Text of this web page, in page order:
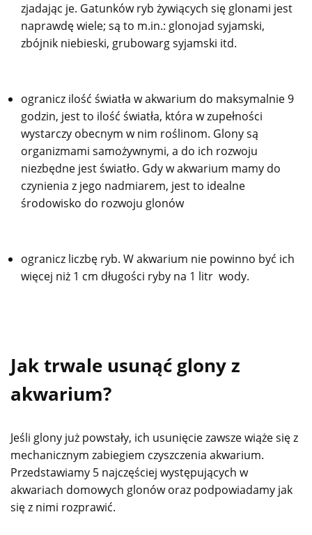
zjadając je. Gatunków ryb żywiących się glonami jest
naprawdę wiele; są to m.in.: glonojad syjamski,
zbójnik niebieski, grubowarg syjamski itd.
ogranicz ilość światła w akwarium do maksymalnie 9
godzin, jest to ilość światła, która w zupełności
wystarczy obecnym w nim roślinom. Glony są
organizmami samożywnymi, a do ich rozwoju
niezbędne jest światło. Gdy w akwarium mamy do
czynienia z jego nadmiarem, jest to idealne
środowisko do rozwoju glonów
ogranicz liczbę ryb. W akwarium nie powinno być ich
więcej niż 1 cm długości ryby na 1 litr wody.
Jak trwale usunąć glony z
akwarium?
Jeśli glony już powstały, ich usunięcie zawsze wiąże się z
mechanicznym zabiegiem czyszczenia akwarium.
Przedstawiamy 5 najczęściej występujących w
akwariach domowych glonów oraz podpowiadamy jak
się z nimi rozprawić.